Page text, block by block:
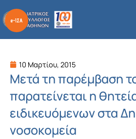
στο
περιεχόμενο
10 Μαρτίου, 2015
Μετά τη παρέμβαση
παρατείνεται η
ειδικευόμενων στα
νοσοκομεία